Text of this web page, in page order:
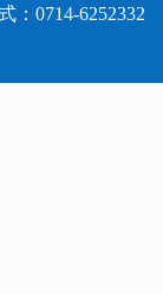
：0714-6252332